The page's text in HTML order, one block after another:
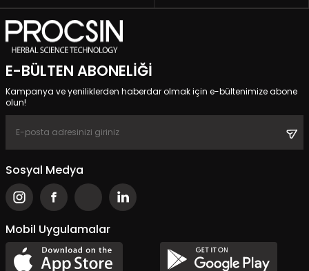
E-BÜLTEN ABONELIĞI
Kampanya ve yeniliklerden haberdar olmak için e-bültenimize abone
olun!
Sosyal Medya
Mobil Uygulamalar